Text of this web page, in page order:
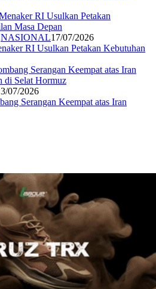
NASIONAL17/07/2026
RI Usulkan Petakan Kebutuhan
07/2026
Serangan Keempat atas Iran